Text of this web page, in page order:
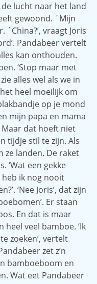
lucht naar het land
gewoond. ´Mijn
vraagt Joris
Pandabeer vertelt
kan onthouden.
‘Stop maar met
alles wel als we in
heel moeilijk om
op je mond
mijn papa en mama
Maar dat hoeft niet
tijdje stil te zijn. Als
ze landen. De raket
‘Wat een gekke
heb ik nog nooit
‘Nee Joris’, dat zijn
Er staan
En dat is maar
veel bamboe. ‘Ik
zoeken’, vertelt
zet z’n
bamboeboom en
Wat eet Pandabeer